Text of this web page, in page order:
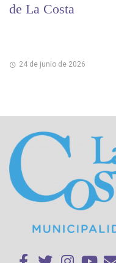
de La Costa
24 de junio de 2026